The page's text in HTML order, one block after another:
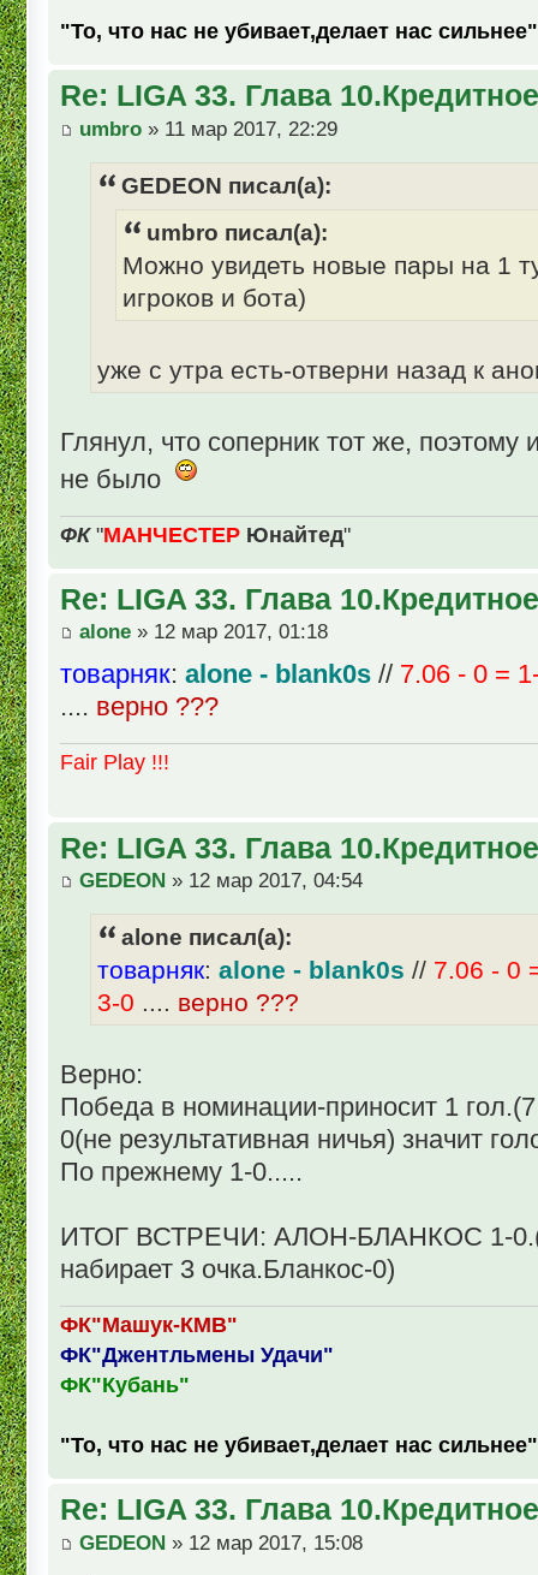
"То, что нас не убивает,делает нас сильнее"
Re: LIGA 33. Глава
umbro » 11 мар 2017, 22:29
GEDEON писал(а):
umbro писал(а):
Можно увидеть новые пары на 1
игроков и бота)
уже с утра есть-отверни назад к
Глянул, что соперник тот же,
не было
ФК"МАНЧЕСТЕР Юнайтед"
Re: LIGA 33. Глава
alone » 12 мар 2017, 01:18
товарняк: alone - blank0s // 7.06 - 0 =
.... верно ???
Fair Play !!!
Re: LIGA 33. Глава
GEDEON » 12 мар 2017, 04:54
alone писал(а):
товарняк: alone - blank0s // 7.06 - 0
3-0 .... верно ???
Верно:
Победа в номинации-приносит 1
0(не результативная ничья) значит
По прежнему 1-0.....
ИТОГ ВСТРЕЧИ: АЛОН-БЛАНКОС 1-0.(
набирает 3 очка.Бланкос-0)
ФК"Машук-КМВ"
ФК"Джентльмены Удачи"
ФК"Кубань"
"То, что нас не убивает,делает нас сильнее"
Re: LIGA 33. Глава
GEDEON » 12 мар 2017, 15:08